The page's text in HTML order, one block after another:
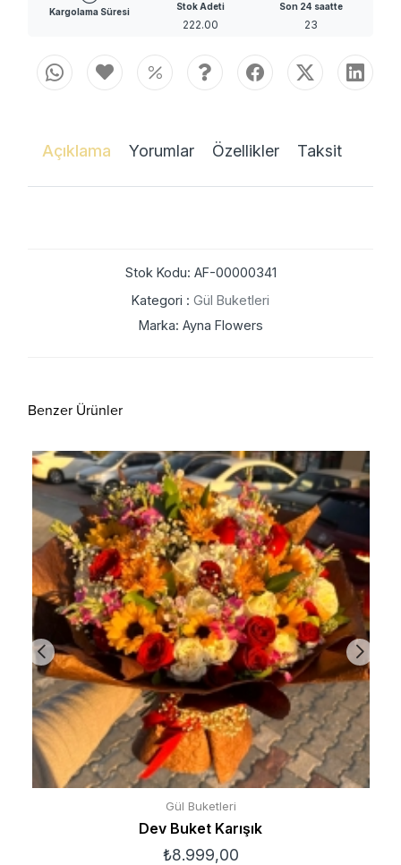
Kargolama Süresi Stok Adeti
222.00
Son 24 saatte
23
Açıklama Yorumlar Özellikler Taksit
Stok Kodu: AF-00000341
Kategori : Gül Buketleri
Marka: Ayna Flowers
Benzer Ürünler
Gül Buketleri
Dev Buket Karışık
₺8.999,00